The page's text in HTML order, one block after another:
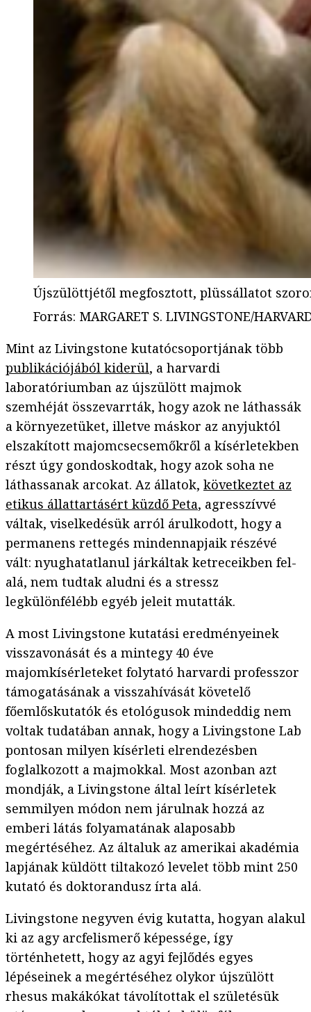
Újszülöttjétől megfosztott, plüssállatot
Forrás: MARGARET S. LIVINGSTONE/
Mint az Livingstone kutatócsoportjának több
publikációjából kiderül, a harvardi
laboratóriumban az újszülött majmok
szemhéját összevarrták, hogy azok ne láthassák
a környezetüket, illetve máskor az anyjuktól
elszakított majomcsecsemőkről a kísérletekben
részt úgy gondoskodtak, hogy azok soha ne
láthassanak arcokat. Az állatok, következtet az
etikus állattartásért küzdő Peta, agresszívvé
váltak, viselkedésük arról árulkodott, hogy a
permanens rettegés mindennapjaik részévé
vált: nyughatatlanul járkáltak ketreceikben fel-
alá, nem tudtak aludni és a stressz
legkülönfélébb egyéb jeleit mutatták.
A most Livingstone kutatási eredményeinek
visszavonását és a mintegy 40 éve
majomkísérleteket folytató harvardi professzor
támogatásának a visszahívását követelő
főemlőskutatók és etológusok mindeddig nem
voltak tudatában annak, hogy a Livingstone Lab
pontosan milyen kísérleti elrendezésben
foglalkozott a majmokkal. Most azonban azt
mondják, a Livingstone által leírt kísérletek
semmilyen módon nem járulnak hozzá az
emberi látás folyamatának alaposabb
megértéséhez. Az általuk az amerikai akadémia
lapjának küldött tiltakozó levelet több mint 250
kutató és doktorandusz írta alá.
Livingstone negyven évig kutatta, hogyan alakul
ki az agy arcfelismerő képessége, így
történhetett, hogy az agyi fejlődés egyes
lépéseinek a megértéséhez olykor újszülött
rhesus makákókat távolítottak el születésük